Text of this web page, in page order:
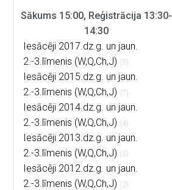
Sākums 15:00, Reģistrācija 13:30-
14:30
Iesācēji 2017.dz.g. un jaun.
2.-3.līmenis (W,Q,Ch,J) (5)
Iesācēji 2015.dz.g. un jaun.
2.-3.līmenis (W,Q,Ch,J) (7)
Iesācēji 2014.dz.g. un jaun.
2.-3.līmenis (W,Q,Ch,J) (4)
Iesācēji 2013.dz.g. un jaun.
2.-3.līmenis (W,Q,Ch,J) (5)
Iesācēji 2012.dz.g. un jaun.
2.-3.līmenis (W,Q,Ch,J) (2)